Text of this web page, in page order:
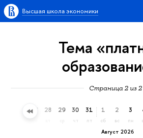
Высшая школа экономики
Тема
Страница 2 из 2
27 28 29 30
чт
31
пт
Август 2026
1
сб
2
вс
3
пн